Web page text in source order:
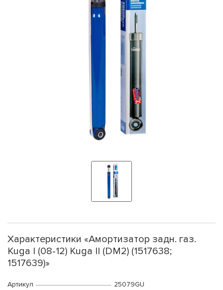
Характеристики «Амортизатор задн. газ.
Kuga I (08-12) Kuga II (DM2) (1517638;
1517639)»
Артикул
25079GU